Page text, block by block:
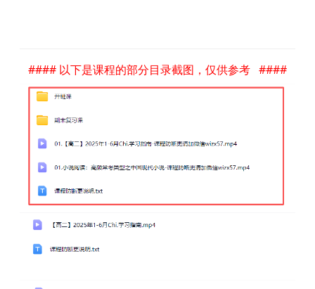
#### 以下是课程的部分目录截图，仅供参考 ####